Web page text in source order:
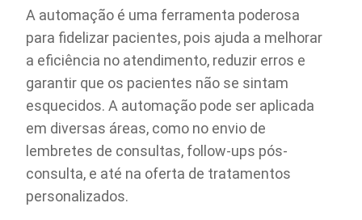
A automação é uma ferramenta poderosa
para fidelizar pacientes, pois ajuda a melhorar
a eficiência no atendimento, reduzir erros e
garantir que os pacientes não se sintam
esquecidos. A automação pode ser aplicada
em diversas áreas, como no envio de
lembretes de consultas, follow-ups pós-
consulta, e até na oferta de tratamentos
personalizados.